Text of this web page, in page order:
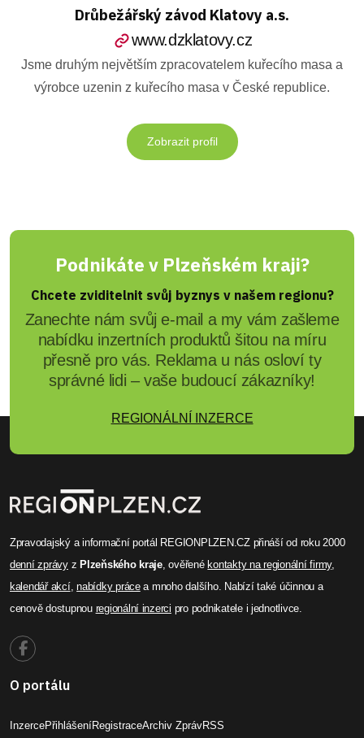
Drůbežářský závod Klatovy a.s.
www.dzklatovy.cz
Jsme druhým největším zpracovatelem kuřecího masa a
výrobce uzenin z kuřecího masa v České republice.
Zobrazit profil
Podnikáte v Plzeňském kraji?
Chcete zviditelnit svůj byznys v našem regionu?
Zanechte nám svůj e-mail a my vám zašleme
nabídku inzertních produktů šitou na míru
přesně pro vás. Reklama u nás osloví ty
správné lidi – vaše budoucí zákazníky!
REGIONÁLNÍ INZERCE
Zpravodajský a informační portál REGIONPLZEN.CZ přináší od roku 2000
denní zprávyz Plzeňského kraje, ověřené kontakty na regionální firmy,
kalendář akcí,nabídky prácea mnoho dalšího. Nabízí také účinnou a
cenově dostupnou regionální inzerci pro podnikatele i jednotlivce.
O portálu
InzercePřihlášeníRegistraceArchiv ZprávRSS